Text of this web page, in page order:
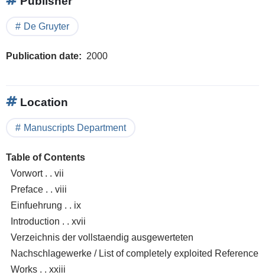
De Gruyter
Publication date 2000
Location
Manuscripts Department
Table of Contents
Vorwort . . vii
Preface . . viii
Einfuehrung . . ix
Introduction . . xvii
Verzeichnis der vollstaendig ausgewerteten
Nachschlagewerke / List of completely exploited Reference
Works . . xxiii